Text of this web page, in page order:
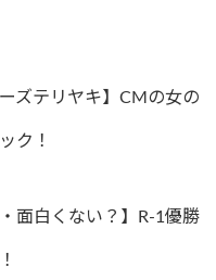
ズテリヤキ】CMの女の
ク！
面白くない？】R-1優勝